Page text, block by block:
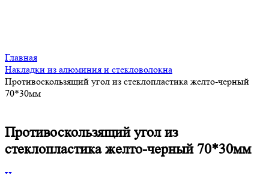
Главная
Накладки из алюминия и стекловолокна
Противоскользящий угол из стеклопластика желто-черный
70*30мм
Противоскользящий угол из
стеклопластика желто-черный 70*30мм